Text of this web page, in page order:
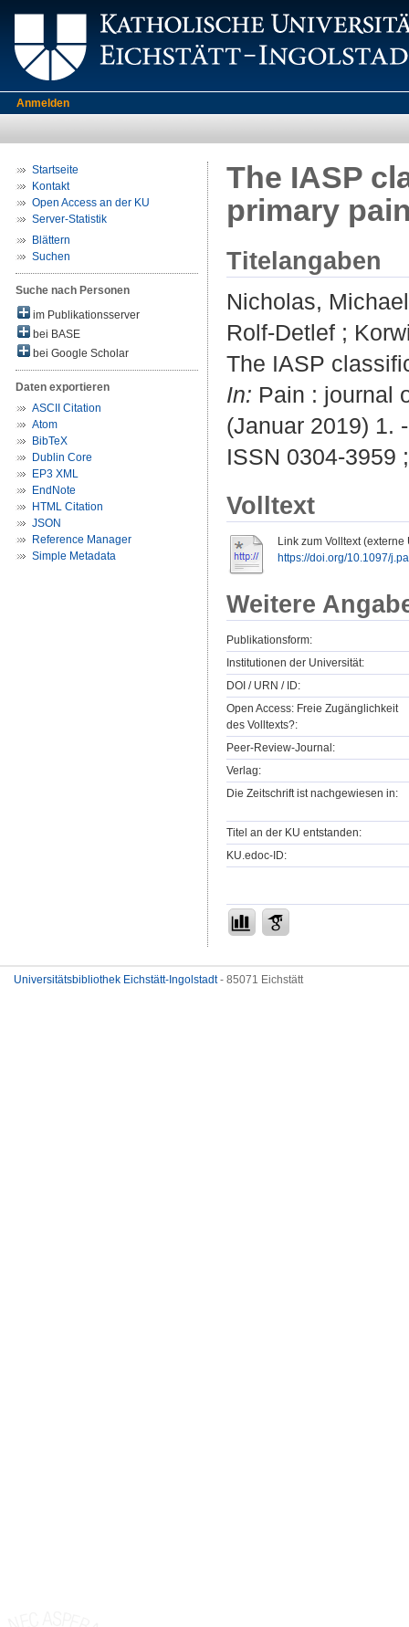
Anmelden
Startseite
Kontakt
Open Access an der KU
Server-Statistik
Blättern
Suchen
Suche nach Personen
im Publikationsserver
bei BASE
bei Google Scholar
Daten exportieren
ASCII Citation
Atom
BibTeX
Dublin Core
EP3 XML
EndNote
HTML Citation
JSON
Reference Manager
Simple Metadata
The IASP
primary
Titelangaben
Nicholas, Michael
Rolf-Detlef ;
The IASP
In: Pain : journal
(Januar 2019) 1.
ISSN 0304-3959
Volltext
Link zum Volltext (externe
https://doi.org/10.1097/
Weitere
Publikationsform:
Institutionen der Universität:
DOI / URN / ID:
Open Access: Freie Zugänglichkeit
des Volltexts?:
Peer-Review-Journal:
Verlag:
Die Zeitschrift ist nachgewiesen in:
Titel an der KU entstanden:
KU.edoc-ID:
Universitätsbibliothek Eichstätt-Ingolstadt- 85071 Eichstätt